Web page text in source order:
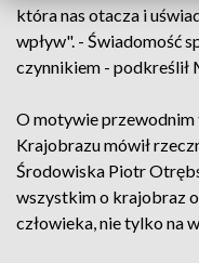
która nas otacza i
wpływ". - Świadomość
czynnikiem - podkreślił
O motywie
Krajobrazu mówił
Środowiska Piotr
wszystkim o krajobraz
człowieka, nie tylko na